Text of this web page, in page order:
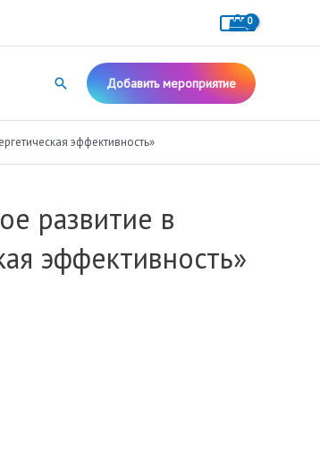
Поиск Добавить мероприятие
эффективность»
развитие в
эффективность»